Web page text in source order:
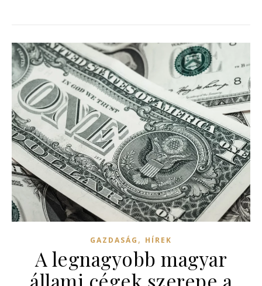
GAZDASÁG , HÍREK
A legnagyobb magyar
állami cégek szerepe a